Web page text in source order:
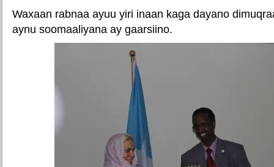
Waxaan rabnaa ayuu yiri inaan kaga dayano
aynu soomaaliyana ay gaarsiino.